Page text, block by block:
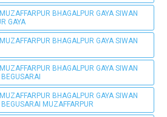
BHAGALPUR GAYA SIWAN
GAYA
BHAGALPUR GAYA SIWAN
BHAGALPUR GAYA SIWAN
BHAGALPUR GAYA SIWAN
MUZAFFARPUR